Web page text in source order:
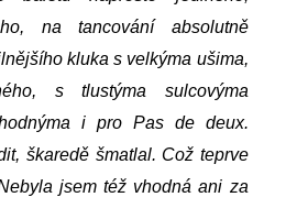
na tancování absolutně
kluka s velkýma ušima,
s tlustýma sulcovýma
i pro Pas de deux.
škaredě šmatlal. Což teprve
jsem též vhodná ani za